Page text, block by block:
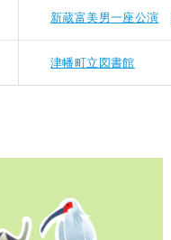
新蔵富美男一座公演
津幡町立図書館